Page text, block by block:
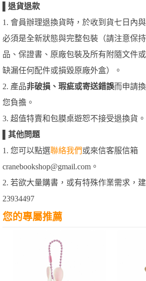
退貨退款
1. 會員辦理退換貨時，於收到貨七日內
必須是全新狀態與完整包裝（請注意保
品、保證書、原廠包裝及所有附隨文件
缺漏任何配件或損毀原廠外盒）。
2. 產品非破損、瑕疵或寄送錯誤而申請
您負擔。
3. 超值特賣和包膜桌遊恕不接受退換貨。
其他問題
1. 您可以點選聯絡我們或來信客服信箱
cranebookshop@gmail.com。
2. 若欲大量購書，或有特殊作業需求，
23934497
您的專屬推薦